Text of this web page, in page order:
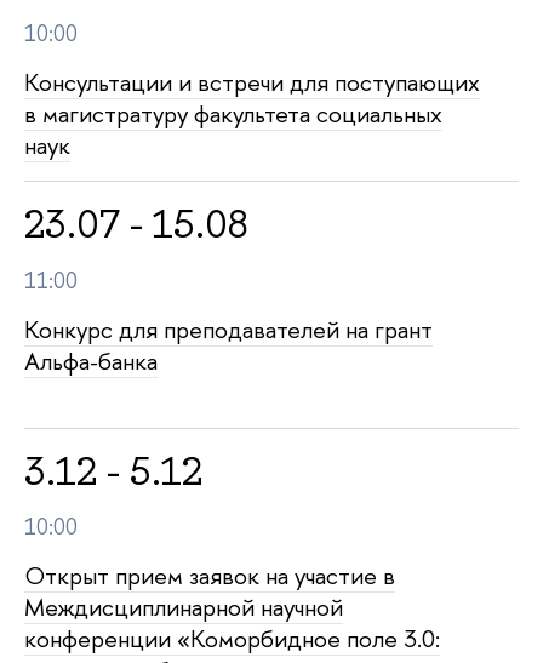
10:00
Консультации и встречи для поступающих
в магистратуру факультета социальных
наук
23.07 - 15.08
11:00
Конкурс для преподавателей на грант
Альфа-банка
3.12 - 5.12
10:00
Открыт прием заявок на участие в
Междисциплинарной научной
конференции «Коморбидное поле 3.0: